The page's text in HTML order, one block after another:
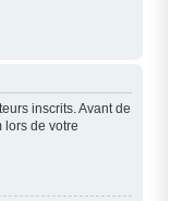
inscrits. Avant de
lors de votre